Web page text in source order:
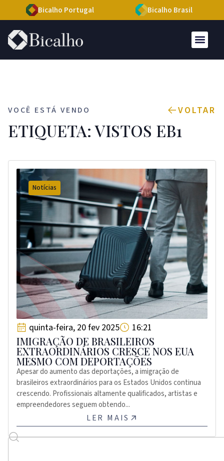
Bicalho Portugal Bicalho Brasil
VOCÊ ESTÁ VENDO VOLTAR
ETIQUETA: VISTOS EB1
Notícias
quinta-feira, 20 fev 2025 16:21
IMIGRAÇÃO DE BRASILEIROS
EXTRAORDINÁRIOS CRESCE NOS EUA
MESMO COM DEPORTAÇÕES
Apesar do aumento das deportações, a imigração de
brasileiros extraordinários para os Estados Unidos continua
crescendo. Profissionais altamente qualificados, artistas e
empreendedores seguem obtendo...
LER MAIS